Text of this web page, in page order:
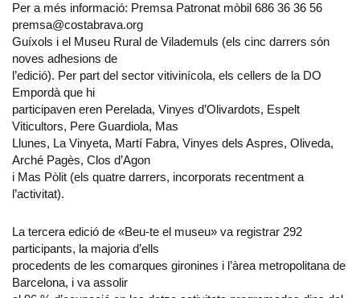
Per a més informació: Premsa Patronat mòbil 686 36 36 56
premsa@costabrava.org
Guíxols i el Museu Rural de Vilademuls (els cinc darrers són
noves adhesions de
l’edició). Per part del sector vitivinícola, els cellers de la DO
Empordà que hi
participaven eren Perelada, Vinyes d’Olivardots, Espelt
Viticultors, Pere Guardiola, Mas
Llunes, La Vinyeta, Martí Fabra, Vinyes dels Aspres, Oliveda,
Arché Pagès, Clos d’Agon
i Mas Pòlit (els quatre darrers, incorporats recentment a
l’activitat).
La tercera edició de «Beu-te el museu» va registrar 292
participants, la majoria d’ells
procedents de les comarques gironines i l’àrea metropolitana de
Barcelona, i va assolir